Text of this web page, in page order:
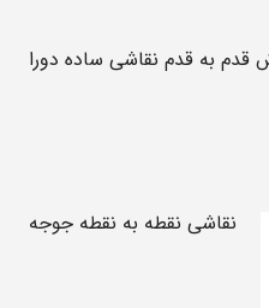
قدم به قدم نقاشی ساده دورا
نقاشی نقطه به نقطه جوجه